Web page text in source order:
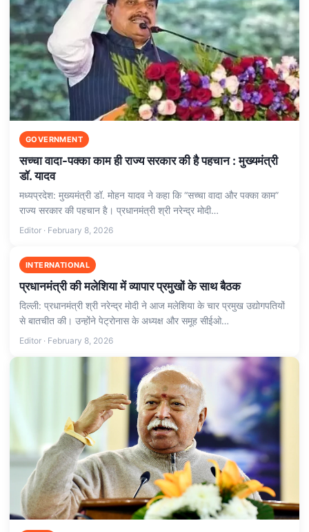
GOVERNMENT
सच्चा वादा-पक्का काम ही राज्य सरकार की है पहचान : मुख्यमंत्री
डॉ. यादव
मध्यप्रदेश: मुख्यमंत्री डॉ. मोहन यादव ने कहा कि “सच्चा वादा और पक्का काम”
राज्य सरकार की पहचान है। प्रधानमंत्री श्री नरेन्द्र मोदी…
Editor · February 8, 2026
INTERNATIONAL
प्रधानमंत्री की मलेशिया में व्यापार प्रमुखों के साथ बैठक
दिल्ली: प्रधानमंत्री श्री नरेन्‍द्र मोदी ने आज मलेशिया के चार प्रमुख उद्योगपतियों
से बातचीत की। उन्होंने पेट्रोनास के अध्यक्ष और समूह सीईओ…
Editor · February 8, 2026